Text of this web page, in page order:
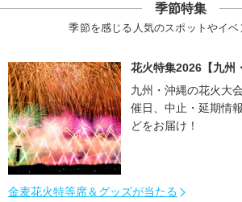
季節特集
季節を感じる人気のスポットやイベ
花火特集2026【九州
九州・沖縄の花火大
催日、中止・延期情
どをお届け！
金麦花火特等席＆グッズが当たる